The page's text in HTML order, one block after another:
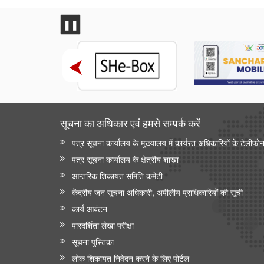
बी.टेक की पढ़ाई पूरी करने में छात्रवृत्ति सहायता ने कैसे मदद की
वित्तीय बाधाओं से लेकर तकनीकी आकांक्षाओं तक: यारा महेश को
बी.टेक की पढ़ाई पूरी करने में छात्रवृत्ति सहायता ने कैसे मदद की
अन्य
केंद्रीकृत जन शिकायत निवारण और निगरानी प्रणाली
(सीपीग्राम)
❚❚
सूचना का अधिकार एवं हमसे सम्‍पर्क करें
पत्र सूचना कार्यालय के मुख्यालय में कार्यरत अधिकारियों के
पत्र सूचना कार्यालय के क्षेत्रीय शाखा
आन्‍तरिक शिकायत समिति कमेटी
केंद्रीय जन सूचना अधिकारी, अपीलीय प्राधिकारियों की सूची
कार्य आबंटन
पारदर्शिता लेखा परीक्षा
सूचना पुस्तिका
लोक शिकायत निवेदन करने के लिए पोर्टल